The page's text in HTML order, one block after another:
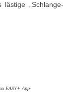
„Schlange-
EASY+ App-